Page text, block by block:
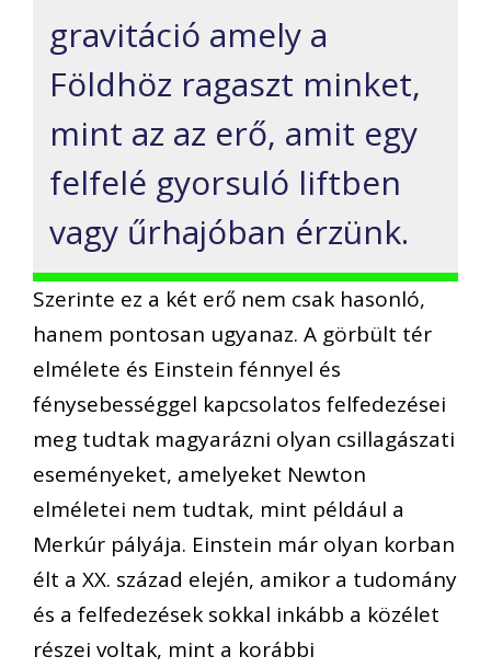
gravitáció amely a
Földhöz ragaszt minket,
mint az az erő, amit egy
felfelé gyorsuló liftben
vagy űrhajóban érzünk.
Szerinte ez a két erő nem csak hasonló,
hanem pontosan ugyanaz. A görbült tér
elmélete és Einstein fénnyel és
fénysebességgel kapcsolatos felfedezései
meg tudtak magyarázni olyan csillagászati
eseményeket, amelyeket Newton
elméletei nem tudtak, mint például a
Merkúr pályája. Einstein már olyan korban
élt a XX. század elején, amikor a tudomány
és a felfedezések sokkal inkább a közélet
részei voltak, mint a korábbi